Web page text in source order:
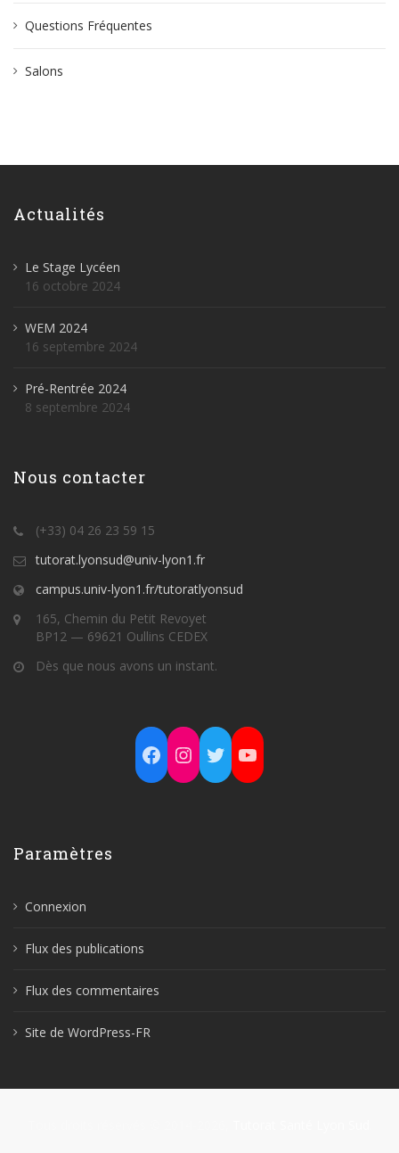
Questions Fréquentes
Salons
Actualités
Le Stage Lycéen
16 octobre 2024
WEM 2024
16 septembre 2024
Pré-Rentrée 2024
8 septembre 2024
Nous contacter
(+33) 04 26 23 59 15
tutorat.lyonsud@univ-lyon1.fr
campus.univ-lyon1.fr/tutoratlyonsud
165, Chemin du Petit Revoyet
BP12 — 69621 Oullins CEDEX
Dès que nous avons un instant.
Paramètres
Connexion
Flux des publications
Flux des commentaires
Site de WordPress-FR